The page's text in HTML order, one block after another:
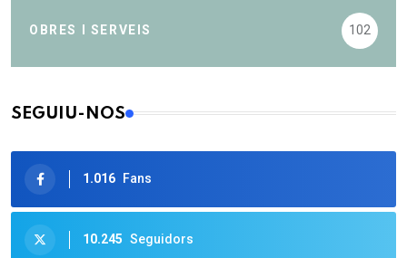
OBRES I SERVEIS 102
SEGUIU-NOS
1.016 Fans
10.245 Seguidors